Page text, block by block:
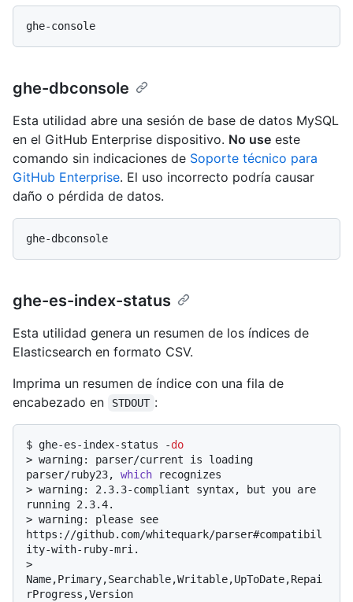
ghe-dbconsole
Esta utilidad abre una sesión de base de datos MySQL
en el GitHub Enterprise dispositivo. No use este
comando sin indicaciones de Soporte técnico para
GitHub Enterprise. El uso incorrecto podría causar
daño o pérdida de datos.
ghe-es-index-status
Esta utilidad genera un resumen de los índices de
Elasticsearch en formato CSV.
Imprima un resumen de índice con una fila de
encabezado en
STDOUT :
$ ghe-es-index-status -do
> warning: parser/current is loading
parser/ruby23, which recognizes
> warning: 2.3.3-compliant syntax, but you are
running 2.3.4.
> warning: please see
https://github.com/whitequark/parser#compatibil
ity-with-ruby-mri.
Name,Primary,Searchable,Writable,UpToDate,Repai
rProgress,Version